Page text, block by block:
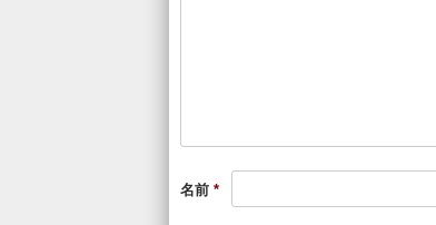
名前 *